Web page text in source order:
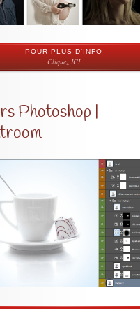
POUR PLUS D'INFO
Cliquez ICI
Photoshop |